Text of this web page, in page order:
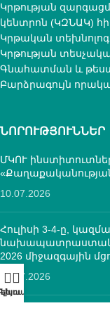
Կրթության
կենտրոն (ԿԶՆԱԿ)
Կրթական
Կրթության
Գնահատման և
Բարձրագույն
ՆՈՐՈՒԹՅՈՒՆՆԵՐ
ՄԿՈՒ
«Քաղաքականության
10.07.2026
Հուլիսի 3-4-ը,
նախապատրաստական
2026 միջազգային
10.07.2026